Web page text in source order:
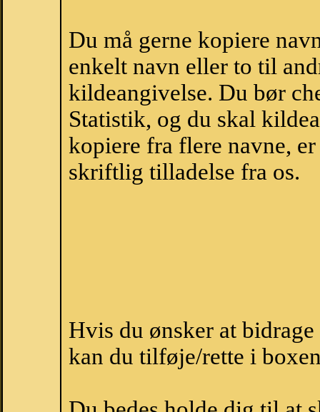
Du må gerne kopiere
enkelt navn eller to til
kildeangivelse. Du bør
Statistik, og du skal
kopiere fra flere navne,
skriftlig tilladelse fra os.
Hvis du ønsker at
kan du tilføje/rette i